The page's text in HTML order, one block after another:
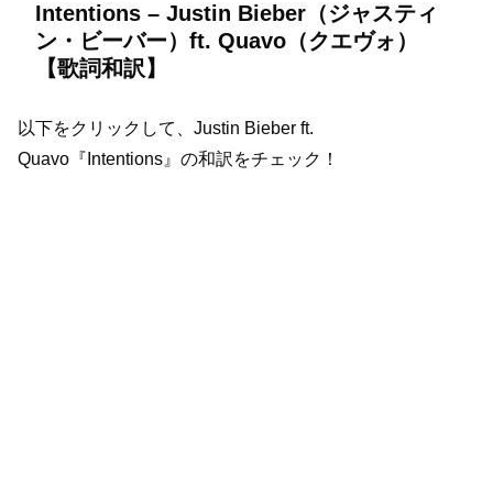
Intentions – Justin Bieber（ジャスティ
ン・ビーバー）ft. Quavo（クエヴォ）
【歌詞和訳】
以下をクリックして、Justin Bieber ft.
Quavo『Intentions』の和訳をチェック！